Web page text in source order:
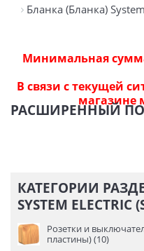
Бланка (Бланка)
Минимальная сумма
В связи с текущей
магазине
РАСШИРЕННЫЙ
КАТЕГОРИИ
SYSTEM ELECTRIC
Розетки и
пластины) (10)